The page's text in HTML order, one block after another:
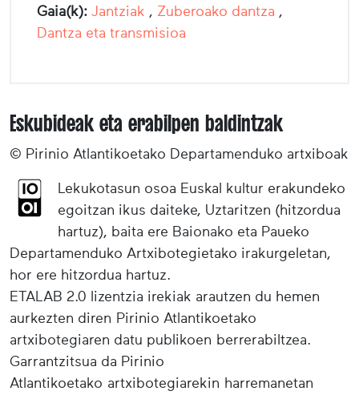
Gaia(k): Jantziak , Zuberoako dantza ,
Dantza eta transmisioa
Eskubideak eta erabilpen baldintzak
© Pirinio Atlantikoetako Departamenduko artxiboak
Lekukotasun osoa Euskal kultur erakundeko
egoitzan ikus daiteke, Uztaritzen (hitzordua
hartuz), baita ere Baionako eta Paueko
Departamenduko Artxibotegietako irakurgeletan,
hor ere hitzordua hartuz.
ETALAB 2.0 lizentzia irekiak arautzen du hemen
aurkezten diren Pirinio Atlantikoetako
artxibotegiaren datu publikoen berrerabiltzea.
Garrantzitsua da Pirinio
Atlantikoetako artxibotegiarekin harremanetan